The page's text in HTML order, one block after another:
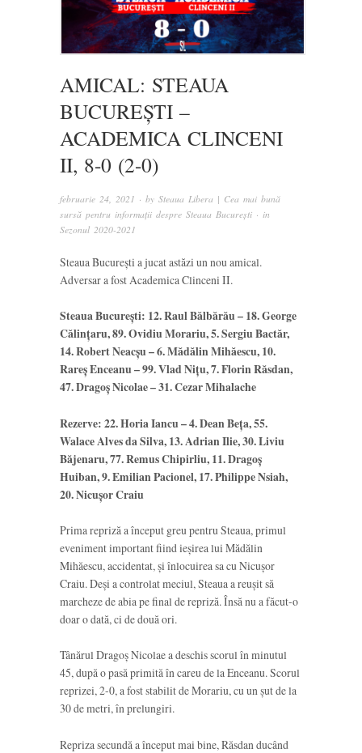
AMICAL: STEAUA
BUCUREȘTI –
ACADEMICA CLINCENI
II, 8-0 (2-0)
februarie 24, 2021 · by Steaua Libera | Cea mai bună
sursă pentru informații despre Steaua București · in
Sezonul 2020-2021
Steaua București a jucat astăzi un nou amical.
Adversar a fost Academica Clinceni II.
Steaua București: 12. Raul Bălbărău – 18. George
Călințaru, 89. Ovidiu Morariu, 5. Sergiu Bactăr,
14. Robert Neacșu – 6. Mădălin Mihăescu, 10.
Rareș Enceanu – 99. Vlad Nițu, 7. Florin Răsdan,
47. Dragoș Nicolae – 31. Cezar Mihalache
Rezerve: 22. Horia Iancu – 4. Dean Beța, 55.
Walace Alves da Silva, 13. Adrian Ilie, 30. Liviu
Băjenaru, 77. Remus Chipirliu, 11. Dragoș
Huiban, 9. Emilian Pacionel, 17. Philippe Nsiah,
20. Nicușor Craiu
Prima repriză a început greu pentru Steaua, primul
eveniment important fiind ieșirea lui Mădălin
Mihăescu, accidentat, și înlocuirea sa cu Nicușor
Craiu. Deși a controlat meciul, Steaua a reușit să
marcheze de abia pe final de repriză. Însă nu a făcut-o
doar o dată, ci de două ori.
Tânărul Dragoș Nicolae a deschis scorul în minutul
45, după o pasă primită în careu de la Enceanu. Scorul
reprizei, 2-0, a fost stabilit de Morariu, cu un șut de la
30 de metri, în prelungiri.
Repriza secundă a început mai bine, Răsdan ducând